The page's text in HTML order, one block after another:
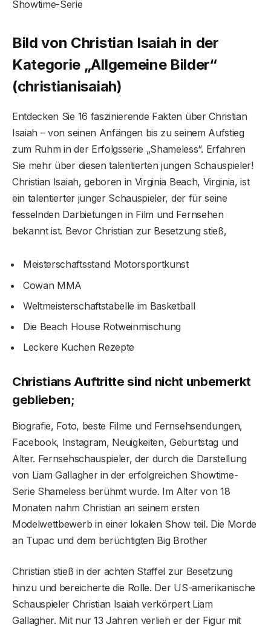
Showtime-Serie
Bild von Christian Isaiah in der
Kategorie „Allgemeine Bilder“
(christianisaiah)
Entdecken Sie 16 faszinierende Fakten über Christian
Isaiah – von seinen Anfängen bis zu seinem Aufstieg
zum Ruhm in der Erfolgsserie „Shameless“. Erfahren
Sie mehr über diesen talentierten jungen Schauspieler!
Christian Isaiah, geboren in Virginia Beach, Virginia, ist
ein talentierter junger Schauspieler, der für seine
fesselnden Darbietungen in Film und Fernsehen
bekannt ist. Bevor Christian zur Besetzung stieß,
Meisterschaftsstand Motorsportkunst
Cowan MMA
Weltmeisterschaftstabelle im Basketball
Die Beach House Rotweinmischung
Leckere Kuchen Rezepte
Christians Auftritte sind nicht unbemerkt
geblieben;
Biografie, Foto, beste Filme und Fernsehsendungen,
Facebook, Instagram, Neuigkeiten, Geburtstag und
Alter. Fernsehschauspieler, der durch die Darstellung
von Liam Gallagher in der erfolgreichen Showtime-
Serie Shameless berühmt wurde. Im Alter von 18
Monaten nahm Christian an seinem ersten
Modelwettbewerb in einer lokalen Show teil. Die Morde
an Tupac und dem berüchtigten Big Brother
Christian stieß in der achten Staffel zur Besetzung
hinzu und bereicherte die Rolle. Der US-amerikanische
Schauspieler Christian Isaiah verkörpert Liam
Gallagher. Mit nur 13 Jahren verlieh er der Figur mit